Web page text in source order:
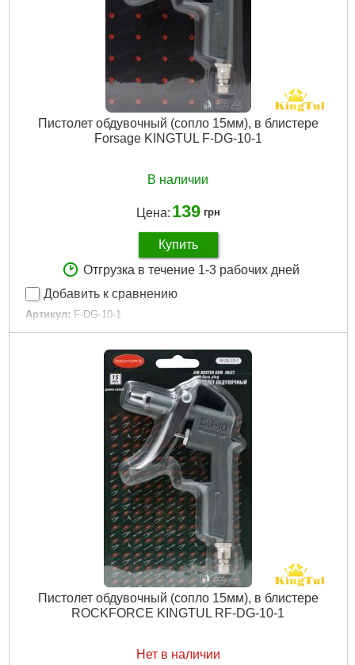
Пистолет обдувочный (сопло 15мм), в блистере
Forsage KINGTUL F-DG-10-1
В наличии
Цена: 139 грн
Купить
Отгрузка в течение 1-3 рабочих дней
Добавить к сравнению
Артикул: F-DG-10-1
Код товара: 23.91.07
Подробнее...
Пистолет обдувочный (сопло 15мм), в блистере
ROCKFORCE KINGTUL RF-DG-10-1
Нет в наличии